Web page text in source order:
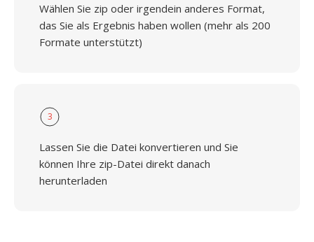
Wählen Sie zip oder irgendein anderes Format,
das Sie als Ergebnis haben wollen (mehr als 200
Formate unterstützt)
3
Lassen Sie die Datei konvertieren und Sie
können Ihre zip-Datei direkt danach
herunterladen